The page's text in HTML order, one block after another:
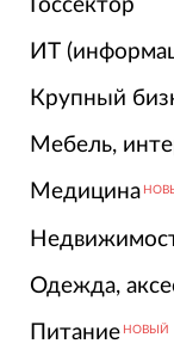
Госсектор
ИТ
Крупный
Мебель,
Медицина
Одежда,
Питание НОВЫЙ